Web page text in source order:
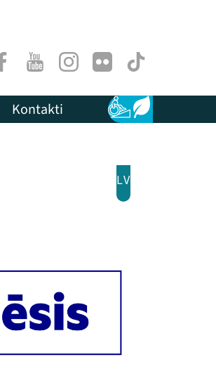
FacebookYoutubeInstagram
Flick TikTok
Kontakti Pieejamība
Ilgtspēja
LV